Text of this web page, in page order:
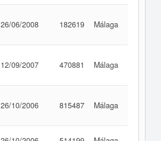
26/06/2008 182619 Málaga
12/09/2007 470881 Málaga
26/10/2006 815487 Málaga